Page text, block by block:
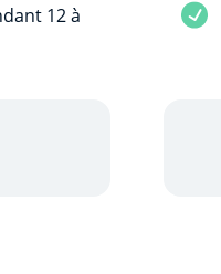
12 à
personnel"